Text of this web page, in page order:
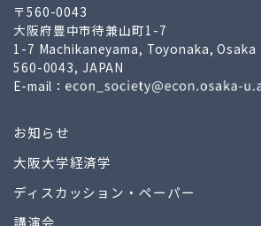
〒560-0043
大阪府豊中市待兼山町1-7
1-7 Machikaneyama, Toyonaka, Osaka
560-0043, JAPAN
E-mail：
お知らせ
大阪大学経済学
ディスカッション・ペーパー